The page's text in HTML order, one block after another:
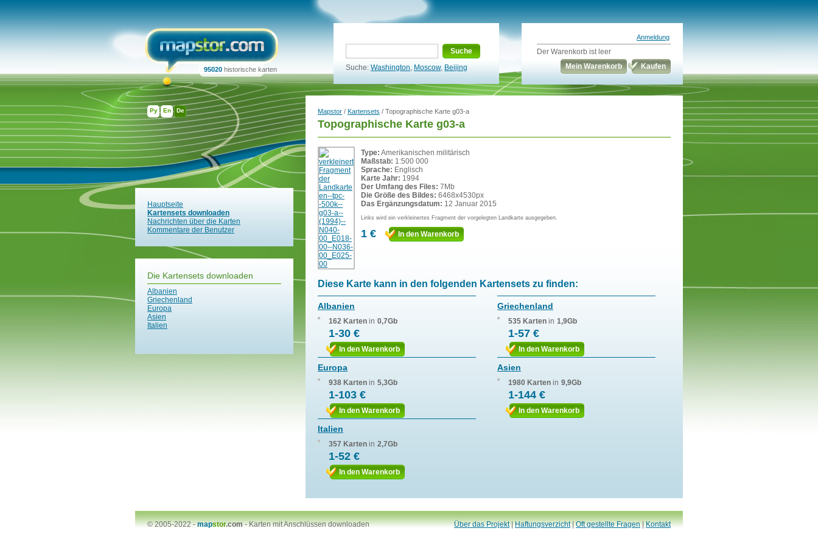
Ру En De
95020 historische karten
Suche
Suche: Washington, Moscow, Beijing
Anmeldung
Der Warenkorb ist leer
Mein Warenkorb
Kaufen
Hauptseite
Kartensets downloaden
Nachrichten über die Karten
Kommentare der Benutzer
Die Kartensets downloaden
Albanien
Griechenland
Europa
Asien
Italien
Mapstor / Kartensets / Topographische Karte g03-a
Topographische Karte g03-a
Type: Amerikanischen militärisch
Maßstab: 1:500 000
Sprache: Englisch
Karte Jahr: 1994
Der Umfang des Files: 7Mb
Die Größe des Bildes: 6468x4530px
Das Ergänzungsdatum: 12 Januar 2015
Links wird ein verkleinertes Fragment der vorgelegten Landkarte ausgegeben.
1 € In den Warenkorb
Diese Karte kann in den folgenden Kartensets zu finden:
Albanien
162 Karten in 0,7Gb
1-30 €
In den Warenkorb
Griechenland
535 Karten in 1,9Gb
1-57 €
In den Warenkorb
Europa
938 Karten in 5,3Gb
1-103 €
In den Warenkorb
Asien
1980 Karten in 9,9Gb
1-144 €
In den Warenkorb
Italien
357 Karten in 2,7Gb
1-52 €
In den Warenkorb
© 2005-2022 -mapstor.com-Karten mit Anschlüssen downloaden Über das Projekt|Haftungsverzicht|Oft gestellte Fragen|Kontakt